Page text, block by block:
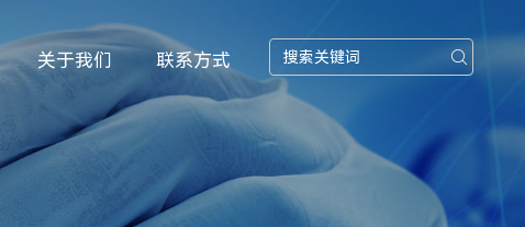
关于我们 联系方式 